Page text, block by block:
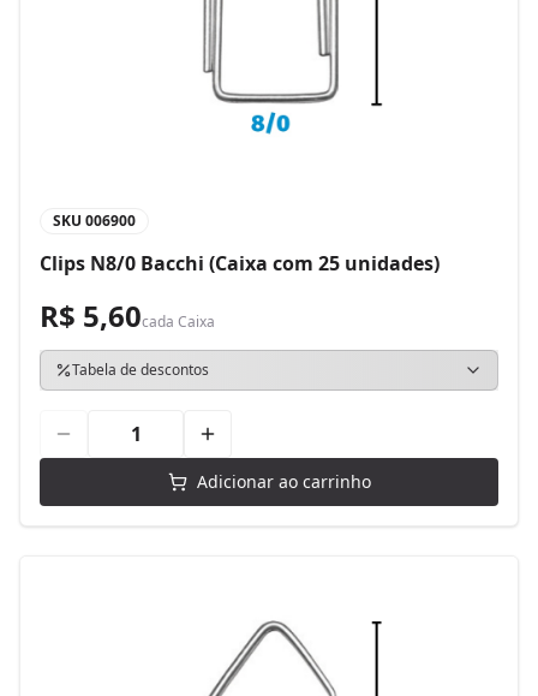
SKU 006900
Clips N8/0 Bacchi (Caixa com 25 unidades)
R$ 5,60cada Caixa
Tabela de descontos
Adicionar ao carrinho